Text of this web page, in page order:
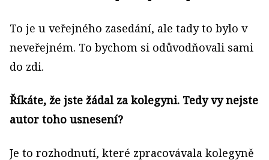
To je u veřejného zasedání, ale tady to bylo v
neveřejném. To bychom si odůvodňovali sami
do zdi.
Říkáte, že jste žádal za kolegyni. Tedy vy nejste
autor toho usnesení?
Je to rozhodnutí, které zpracovávala kolegyně